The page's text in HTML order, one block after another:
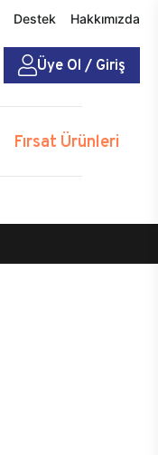
Destek Hakkımızda
Üye Ol / Giriş
Fırsat Ürünleri